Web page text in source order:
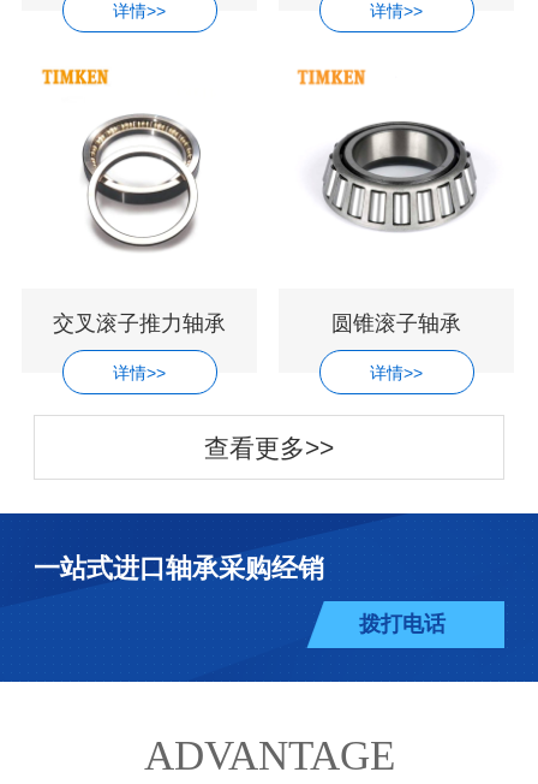
详情>> 详情>>
交叉滚子推力轴承
详情>>
圆锥滚子轴承
详情>>
查看更多>>
一站式进口轴承采购经销
拨打电话
ADVANTAGE